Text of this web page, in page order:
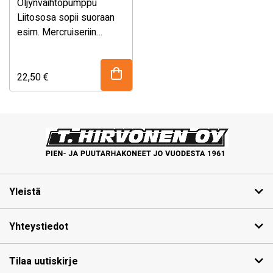
Öljynvaihtopumppu
Liitososa sopii suoraan
esim. Mercruiseriin
öljyimuri pienkoneiden
öljynvahto puuhiin
EASTERNER on
keskittynyt valmistaja. …
22,50€
Yleistä
Yhteystiedot
Tilaa uutiskirje